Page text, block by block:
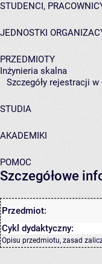
STUDENCI,
JEDNOSTKI
PRZEDMIOTY
Inżynieria skalna
Szczegóły rejestracji
STUDIA
AKADEMIKI
POMOC
Szczegółowe
Przedmiot:
Cykl dydaktyczny:
Opisu przedmiotu, zasad